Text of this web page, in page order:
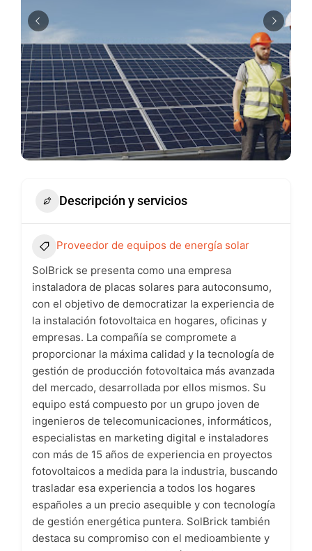
Descripción y servicios
Proveedor de equipos de energía solar
SolBrick se presenta como una empresa
instaladora de placas solares para autoconsumo,
con el objetivo de democratizar la experiencia de
la instalación fotovoltaica en hogares, oficinas y
empresas. La compañía se compromete a
proporcionar la máxima calidad y la tecnología de
gestión de producción fotovoltaica más avanzada
del mercado, desarrollada por ellos mismos. Su
equipo está compuesto por un grupo joven de
ingenieros de telecomunicaciones, informáticos,
especialistas en marketing digital e instaladores
con más de 15 años de experiencia en proyectos
fotovoltaicos a medida para la industria, buscando
trasladar esa experiencia a todos los hogares
españoles a un precio asequible y con tecnología
de gestión energética puntera. SolBrick también
destaca su compromiso con el medioambiente y